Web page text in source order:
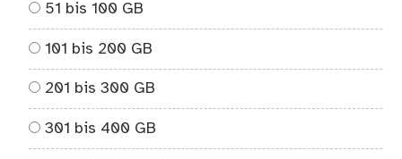
51 bis 100 GB
101 bis 200 GB
201 bis 300 GB
301 bis 400 GB